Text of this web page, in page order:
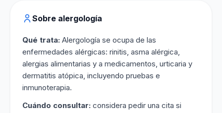
Sobre alergología
Qué trata: Alergología se ocupa de las
enfermedades alérgicas: rinitis, asma alérgica,
alergias alimentarias y a medicamentos, urticaria y
dermatitis atópica, incluyendo pruebas e
inmunoterapia.
Cuándo consultar: considera pedir una cita si